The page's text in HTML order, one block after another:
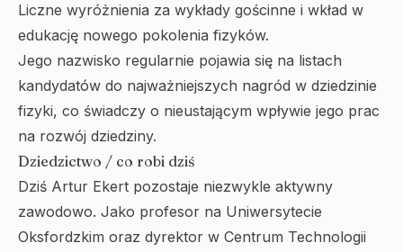
Liczne wyróżnienia za wykłady gościnne i wkład w
edukację nowego pokolenia fizyków.
Jego nazwisko regularnie pojawia się na listach
kandydatów do najważniejszych nagród w dziedzinie
fizyki, co świadczy o nieustającym wpływie jego prac
na rozwój dziedziny.
Dziedzictwo / co robi dziś
Dziś Artur Ekert pozostaje niezwykle aktywny
zawodowo. Jako profesor na Uniwersytecie
Oksfordzkim oraz dyrektor w Centrum Technologii